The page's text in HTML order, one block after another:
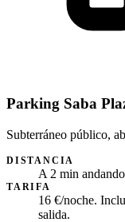
Parking Saba
Subterráneo público,
DISTANCIA
A 2 min
TARIFA
16 €/noche.
salida.